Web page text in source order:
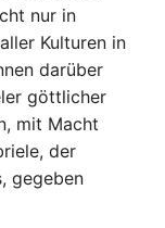
nur in
Kulturen in
darüber
göttlicher
mit Macht
der
gegeben